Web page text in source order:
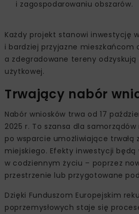
i zagospodarowaniu obszarów.
Każdy projekt stanowi inwestycję
i bardziej przyjazne mieszkańcom
a zdegradowane tereny
użytkowej.
Trwający nabór
Nabór wniosków trwa od 17
2025 r. To szansa dla
po wsparcie umożliwiające trwałą
miejskiego. Efekty inwestycji będą
w codziennym życiu – poprzez
przestrzenie lub przygotowane
Dzięki Funduszom Europejskim
poprzemysłowych staje się